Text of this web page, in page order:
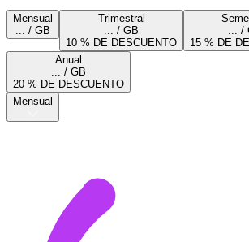
Mensual
... / GB
Trimestral
... / GB
10 % DE DESCUENTO
... /
15 % DE
Anual
... / GB
20 % DE DESCUENTO
Mensual